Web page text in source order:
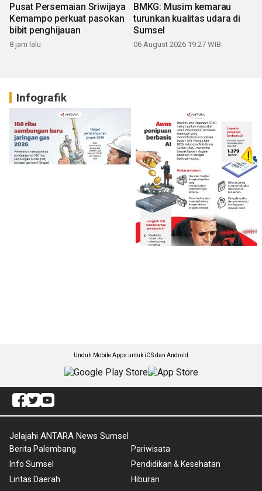
Pusat Persemaian Sriwijaya
Kemampo perkuat pasokan
bibit penghijauan
8 jam lalu
BMKG: Musim kemarau
turunkan kualitas udara di
Sumsel
06 August 2026 19:27 WIB
Infografik
Unduh Mobile Apps untuk iOS dan Android
Jelajahi ANTARA News Sumsel
Berita Palembang
Info Sumsel
Lintas Daerah
Pariwisata
Pendidikan & Kesehatan
Hiburan